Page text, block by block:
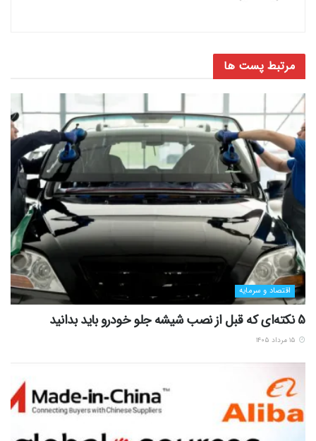
مرتبط پست ها
اقتصاد و سرمایه
5 نکته‌ای که قبل از نصب شیشه جلو خودرو باید بدانید